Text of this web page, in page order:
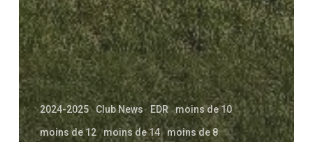
2024-2025 Club News EDR moins de 10
moins de 12 moins de 14 moins de 8